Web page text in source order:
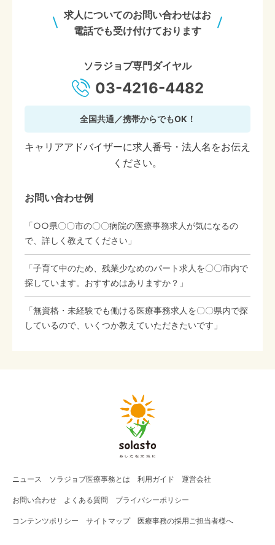
求人についてのお問い合わせはお
電話でも受け付けております
ソラジョブ専門ダイヤル
03-4216-4482
全国共通／携帯からでもOK！
キャリアアドバイザーに求人番号・法人名をお伝え
ください。
お問い合わせ例
「○○県〇〇市の〇〇病院の医療事務求人が気になるの
で、詳しく教えてください」
「子育て中のため、残業少なめのパート求人を〇〇市内で
探しています。おすすめはありますか？」
「無資格・未経験でも働ける医療事務求人を〇〇県内で探
しているので、いくつか教えていただきたいです」
ニュース ソラジョブ医療事務 とは 利用ガイド 運営会社
お問い合わせ よくある質問 プライバシーポリシー
コンテンツポリシー サイトマップ 医療事務の採用ご担当者様へ